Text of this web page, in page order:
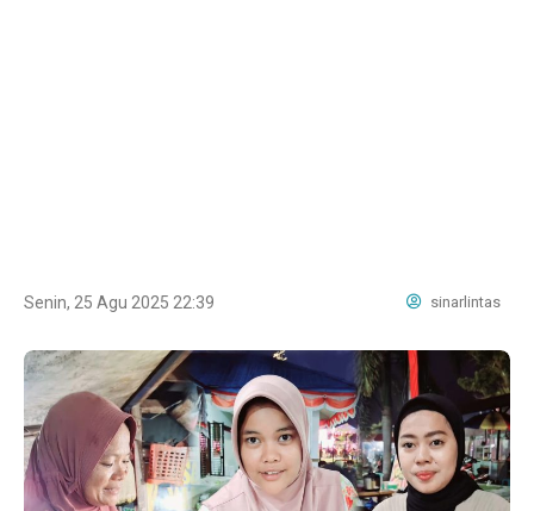
Senin, 25 Agu 2025 22:39 sinarlintas